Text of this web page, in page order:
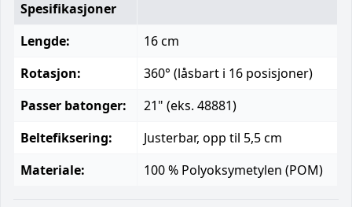
Spesifikasjoner
Lengde:
16 cm
Rotasjon:
360° (låsbart i 16 posisjoner)
Passer batonger:
21" (eks. 48881)
Beltefiksering:
Justerbar, opp til 5,5 cm
Materiale:
100 % Polyoksymetylen (POM)